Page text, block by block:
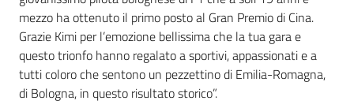
mezzo ha ottenuto il primo posto al Gran Premio di Cina.
Grazie Kimi per l’emozione bellissima che la tua gara e
questo trionfo hanno regalato a sportivi, appassionati e a
tutti coloro che sentono un pezzettino di Emilia-Romagna,
di Bologna, in questo risultato storico”.